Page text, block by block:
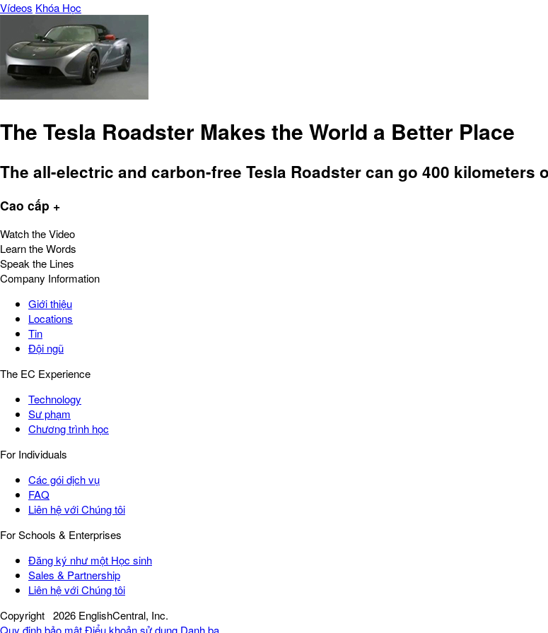
Vídeos Khóa Học
The Tesla Roadster Makes the World a Better Place
The all-electric and carbon-free Tesla Roadster can go 400 kilometers
Cao cấp +
Watch the Video
Learn the Words
Speak the Lines
Company Information
Giới thiệu
Locations
Tin
Đội ngũ
The EC Experience
Technology
Sư phạm
Chương trình học
For Individuals
Các gói dịch vụ
FAQ
Liên hệ với Chúng tôi
For Schools & Enterprises
Đăng ký như một Học sinh
Sales & Partnership
Liên hệ với Chúng tôi
Copyright 2026 EnglishCentral, Inc.